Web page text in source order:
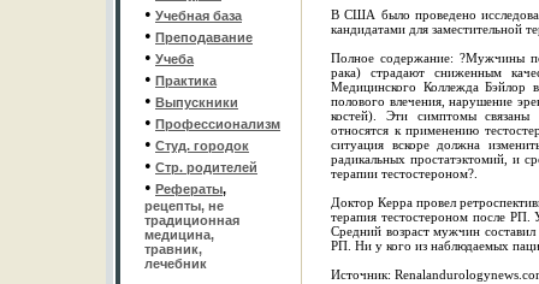
• Учебная база
• Преподавание
• Учеба
• Практика
• Выпускники
• Профессионализм
• Студ. городок
• Стр. родителей
• Рефераты,
рецепты, не
традиционная
медицина,
травник,
лечебник
В США было проведено
кандидатами для заместительной
Полное содержание: ?Мужчины
рака) страдают сниженным
Медицинского Коллежда Бэйлор
полового влечения, нарушение
костей). Эти симптомы связаны
относятся к применению
ситуация вскоре должна
радикальных простатэктомий, и
терапии тестостероном?.
Доктор Керра провел
терапия тестостероном после
Средний возраст мужчин составил
РП. Ни у кого из наблюдаемых
Источник: